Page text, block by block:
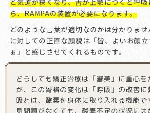
ら、RAMPAの装置が必要になります。
どのような言葉が適切なのかは分かりま
に対しての正直な顔貌は「皆、よいお顔
ぁ」と感じさせてくれるものです。
どうしても矯正治療は「審美」に重心を
が、この骨格の変化は「呼吸」の改善に
吸とは、酸素を身体に取り入れる機能で
見問題がなくても、酸素不足の状況には